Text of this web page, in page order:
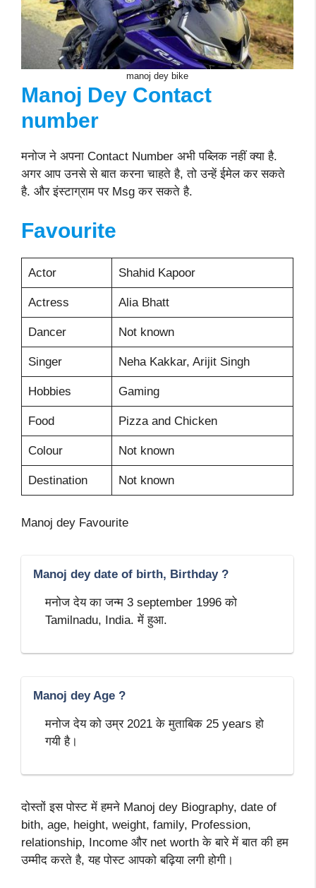
manoj dey bike
Manoj Dey Contact
number
मनोज ने अपना Contact Number अभी पब्लिक नहीं क्या है.
अगर आप उनसे से बात करना चाहते है, तो उन्हें ईमेल कर सकते
है. और इंस्टाग्राम पर Msg कर सकते है.
Favourite
Actor Shahid Kapoor
Actress Alia Bhatt
Dancer Not known
Singer Neha Kakkar, Arijit Singh
Hobbies Gaming
Food Pizza and Chicken
Colour Not known
Destination Not known
Manoj dey Favourite
Manoj dey date of birth, Birthday ?
मनोज देय का जन्म 3 september 1996 को
Tamilnadu, India. में हुआ.
Manoj dey Age ?
मनोज देय को उम्र 2021 के मुताबिक 25 years हो
गयी है।
दोस्तों इस पोस्ट में हमने Manoj dey Biography, date of
bith, age, height, weight, family, Profession,
relationship, Income और net worth के बारे में बात की हम
उम्मीद करते है, यह पोस्ट आपको बढ़िया लगी होगी।